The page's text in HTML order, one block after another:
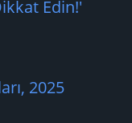
Edin!'
2025